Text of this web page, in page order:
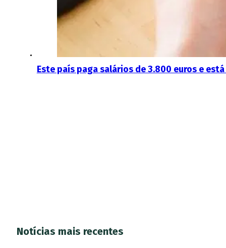
Este país paga salários de 3.800 euros e
Notícias mais recentes